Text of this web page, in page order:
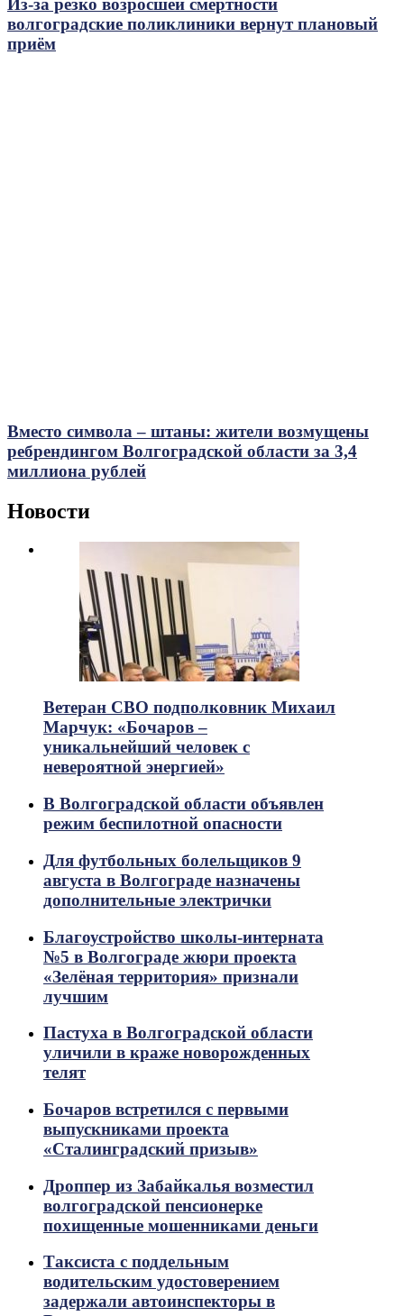
Из-за резко возросшей смертности
волгоградские поликлиники вернут плановый
приём
Вместо символа – штаны: жители возмущены
ребрендингом Волгоградской области за 3,4
миллиона рублей
Новости
Ветеран СВО подполковник Михаил
Марчук: «Бочаров –
уникальнейший человек с
невероятной энергией»
В Волгоградской области объявлен
режим беспилотной опасности
Для футбольных болельщиков 9
августа в Волгограде назначены
дополнительные электрички
Благоустройство школы-интерната
№5 в Волгограде жюри проекта
«Зелёная территория» признали
лучшим
Пастуха в Волгоградской области
уличили в краже новорожденных
телят
Бочаров встретился с первыми
выпускниками проекта
«Сталинградский призыв»
Дроппер из Забайкалья возместил
волгоградской пенсионерке
похищенные мошенниками деньги
Таксиста с поддельным
водительским удостоверением
задержали автоинспекторы в